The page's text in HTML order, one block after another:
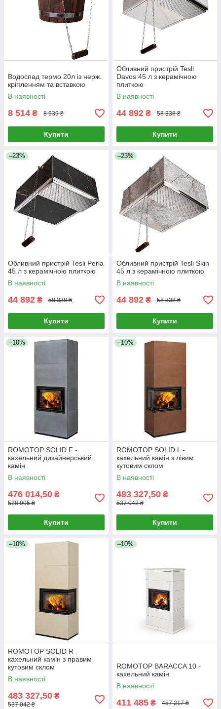
Водоспад термо 20л із нерж.
кріпленням та вставкою
В наявності
8 514 ₴ 8 939 ₴
Купити
Обливний пристрій Tesli
Davos 45 л з керамічною
плиткою
В наявності
44 892 ₴ 58 338 ₴
Купити
–23%
Обливний пристрій Tesli Perla
45 л з керамічною плиткою
В наявності
44 892 ₴ 58 338 ₴
Купити
–23%
Обливний пристрій Tesli Skin
45 л з керамічною плиткою
В наявності
44 892 ₴ 58 338 ₴
Купити
–10%
ROMOTOP SOLID F -
кахельний дизайнерський
камін
В наявності
476 014,50 ₴
528 905 ₴
Купити
–10%
ROMOTOP SOLID L -
кахельний камін з лівим
кутовим склом
В наявності
483 327,50 ₴
537 042 ₴
Купити
–10%
ROMOTOP SOLID R -
кахельний камін з правим
кутовим склом
В наявності
483 327,50 ₴
537 042 ₴
–10%
ROMOTOP BARACCA 10 -
кахельний камін
В наявності
411 485 ₴ 457 217 ₴